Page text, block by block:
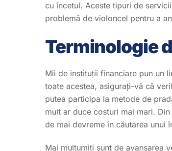
cu încetul. Aceste tipuri de
problemă de violoncel pentru a
Terminologie
Mii de instituții financiare pun un
toate acestea, asigurați-vă că
putea participa la metode de
mult ar duce costuri mai mari.
de mai devreme în căutarea unui
Mai mulțumiți sunt de avansarea